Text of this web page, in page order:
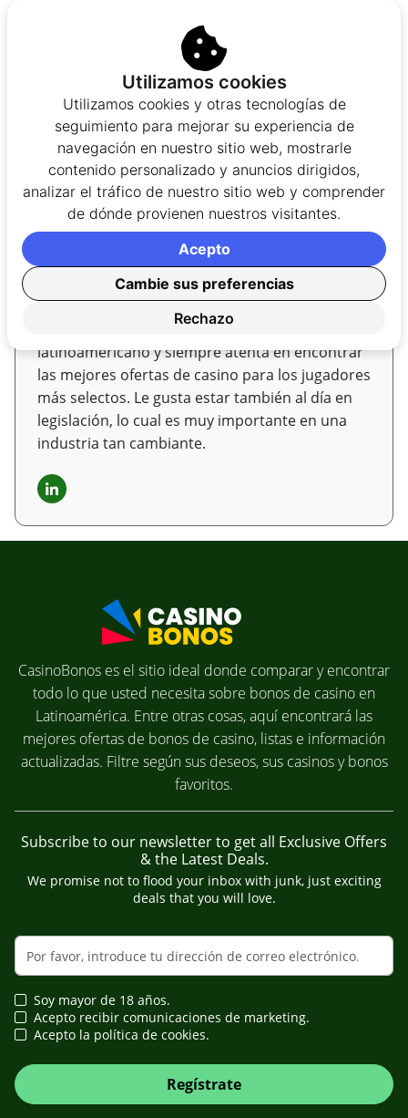
avances en igualdad de género
La Hacienda chilena presenta un nuevo plan
para aumentar la recaudación del juego
online
Autor/a
María Jorde
Analista de bonos de casino
María lleva cerca de 3 años trabajando para la
industria del juego y es una apasionada del
casino online. Especializada en el mercado
latinoamericano y siempre atenta en encontrar
las mejores ofertas de casino para los jugadores
más selectos. Le gusta estar también al día en
legislación, lo cual es muy importante en una
industria tan cambiante.
CasinoBonos es el sitio ideal donde comparar y encontrar
todo lo que usted necesita sobre bonos de casino en
Latinoamérica. Entre otras cosas, aquí encontrará las
mejores ofertas de bonos de casino, listas e información
actualizadas. Filtre según sus deseos, sus casinos y bonos
favoritos.
Subscribe to our newsletter to get all Exclusive Offers
& the Latest Deals.
We promise not to flood your inbox with junk, just exciting
deals that you will love.
Soy mayor de 18 años.
Acepto recibir comunicaciones de marketing.
Acepto la política de cookies.
Regístrate
Utilizamos cookies
Utilizamos cookies y otras tecnologías de
seguimiento para mejorar su experiencia de
navegación en nuestro sitio web, mostrarle
contenido personalizado y anuncios dirigidos,
analizar el tráfico de nuestro sitio web y comprender
de dónde provienen nuestros visitantes.
Cambie sus preferencias
Rechazo
Acepto